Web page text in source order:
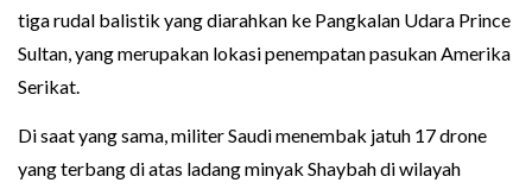
tiga rudal balistik yang diarahkan ke Pangkalan Udara Prince
Sultan, yang merupakan lokasi penempatan pasukan Amerika
Serikat.
Di saat yang sama, militer Saudi menembak jatuh 17 drone
yang terbang di atas ladang minyak Shaybah di wilayah